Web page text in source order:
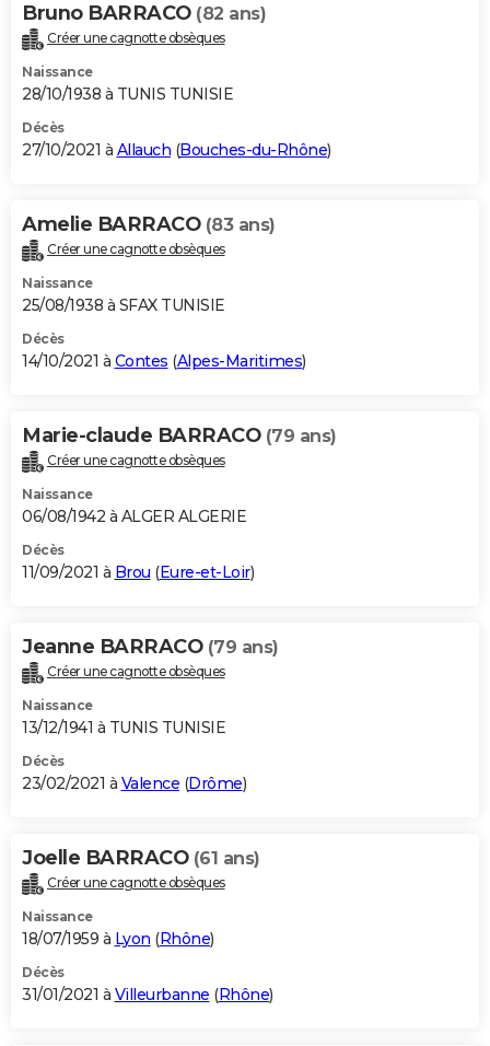
Bruno BARRACO (82 ans)
Créer une cagnotte obsèques
Naissance
28/10/1938 à TUNIS TUNISIE
Décès
27/10/2021 à Allauch (Bouches-du-Rhône)
Amelie BARRACO (83 ans)
Créer une cagnotte obsèques
Naissance
25/08/1938 à SFAX TUNISIE
Décès
14/10/2021 à Contes (Alpes-Maritimes)
Marie-claude BARRACO (79 ans)
Créer une cagnotte obsèques
Naissance
06/08/1942 à ALGER ALGERIE
Décès
11/09/2021 à Brou (Eure-et-Loir)
Jeanne BARRACO (79 ans)
Créer une cagnotte obsèques
Naissance
13/12/1941 à TUNIS TUNISIE
Décès
23/02/2021 à Valence (Drôme)
Joelle BARRACO (61 ans)
Créer une cagnotte obsèques
Naissance
18/07/1959 à Lyon (Rhône)
Décès
31/01/2021 à Villeurbanne (Rhône)